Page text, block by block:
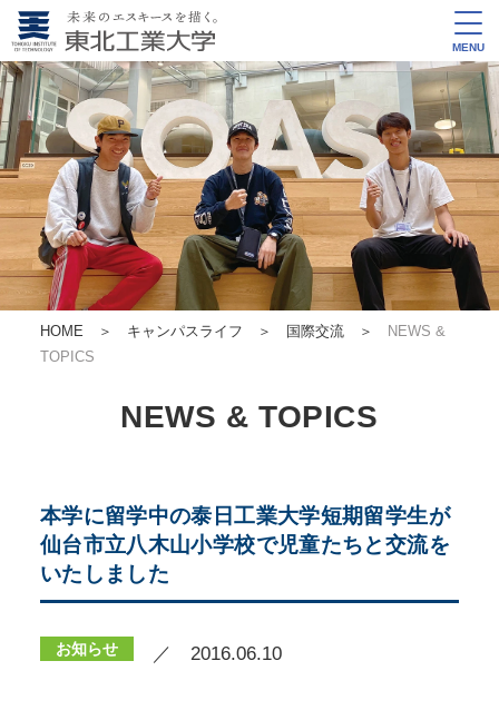
MENU
HOME ＞ キャンパスライフ ＞ 国際交流＞
NEWS &
TOPICS
NEWS & TOPICS
本学に留学中の泰日工業大学短期留学生が
仙台市立八木山小学校で児童たちと交流を
いたしました
お知らせ ／ 2016.06.10